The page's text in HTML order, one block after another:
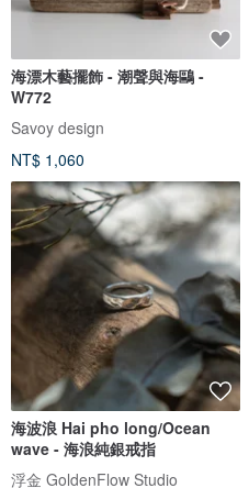
海漂木藝擺飾 - 潮聲與海鷗 -
W772
Savoy design
NT$ 1,060
海波浪 Hai pho long/Ocean
wave - 海浪純銀戒指
浮金 GoldenFlow Studio